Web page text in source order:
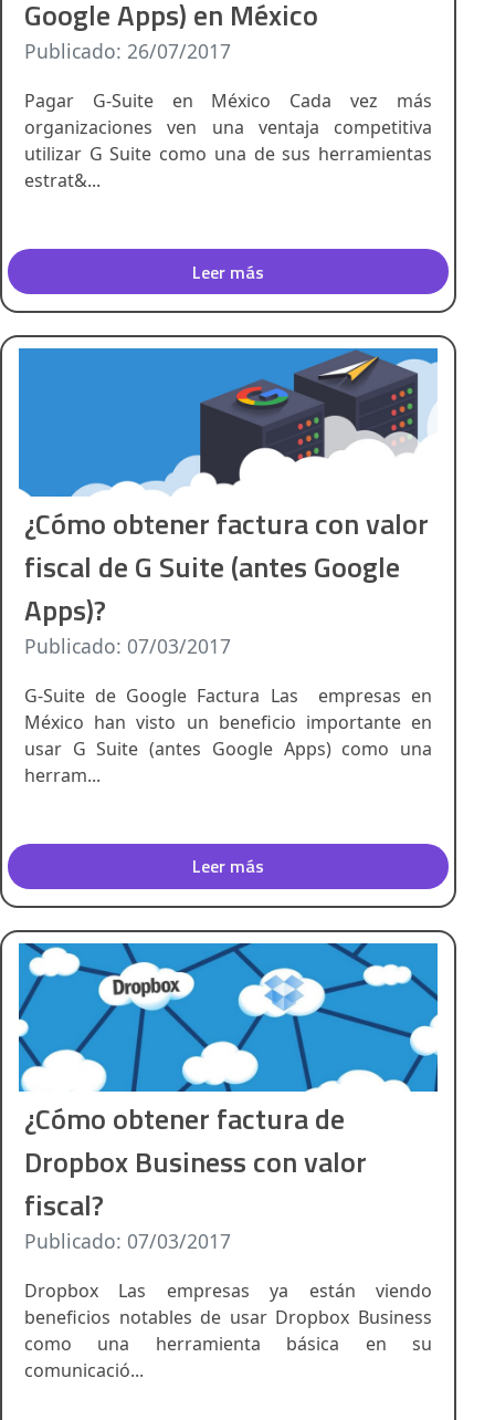
Google Apps) en México
Publicado: 26/07/2017
Pagar G-Suite en México Cada vez más
organizaciones ven una ventaja competitiva
utilizar G Suite como una de sus herramientas
estrat&...
Leer más
¿Cómo obtener factura con valor
fiscal de G Suite (antes Google
Apps)?
Publicado: 07/03/2017
G-Suite de Google Factura Las empresas en
México han visto un beneficio importante en
usar G Suite (antes Google Apps) como una
herram...
Leer más
¿Cómo obtener factura de
Dropbox Business con valor
fiscal?
Publicado: 07/03/2017
Dropbox Las empresas ya están viendo
beneficios notables de usar Dropbox Business
como una herramienta básica en su
comunicació...